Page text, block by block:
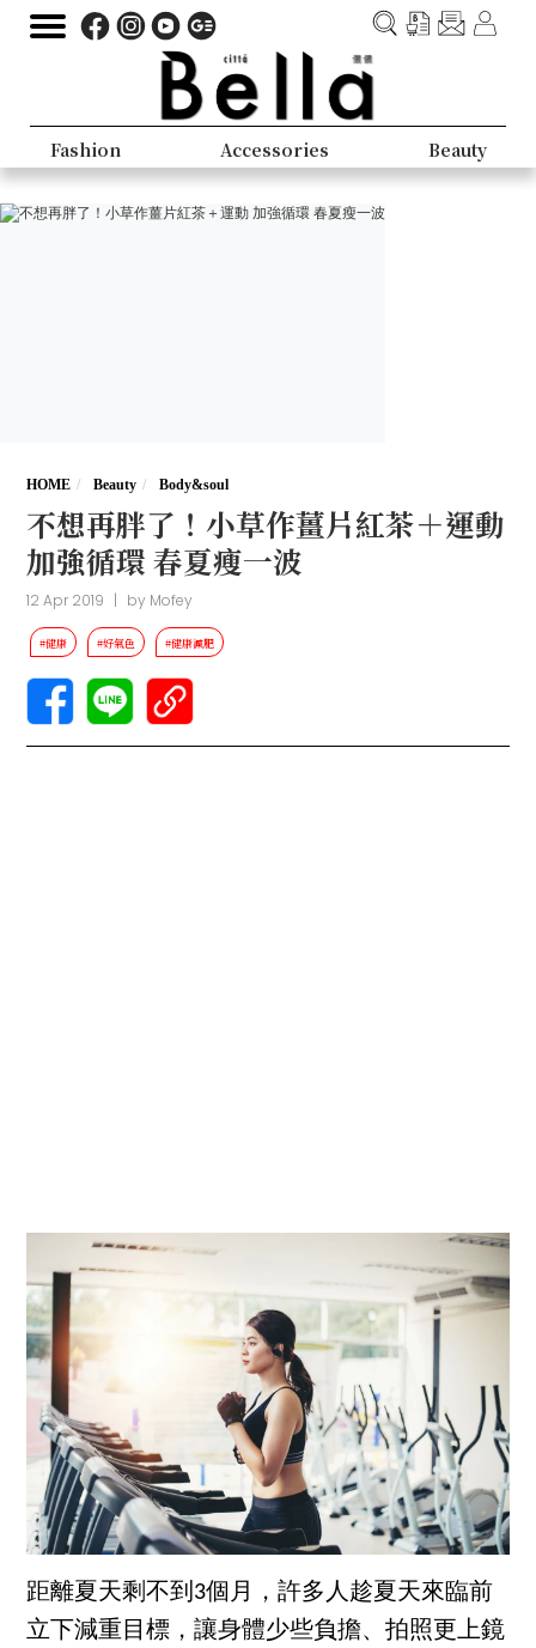
Fashion Accessories Beauty
HOME Beauty Body&soul
不想再胖了！小草作薑片紅茶＋運動
加強循環 春夏瘦一波
12 Apr 2019 | by Mofey
#健康 #好氣色 #健康減肥
距離夏天剩不到3個月，許多人趁夏天來臨前
立下減重目標，讓身體少些負擔、拍照更上鏡